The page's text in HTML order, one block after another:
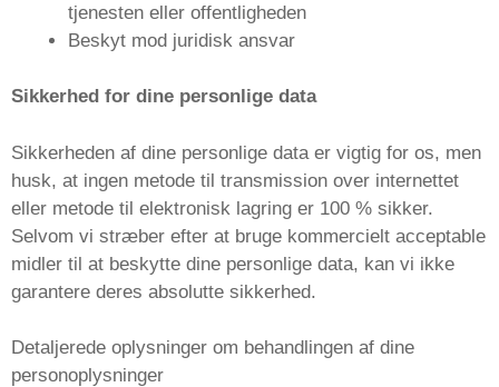
tjenesten eller offentligheden
Beskyt mod juridisk ansvar
Sikkerhed for dine personlige data
Sikkerheden af ​​dine personlige data er vigtig for os, men
husk, at ingen metode til transmission over internettet
eller metode til elektronisk lagring er 100 % sikker.
Selvom vi stræber efter at bruge kommercielt acceptable
midler til at beskytte dine personlige data, kan vi ikke
garantere deres absolutte sikkerhed.
Detaljerede oplysninger om behandlingen af ​​dine
personoplysninger